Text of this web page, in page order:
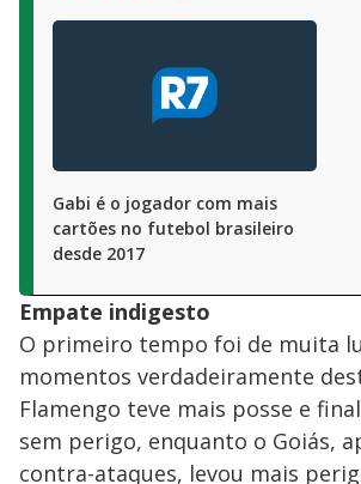
Gabi é o jogador com mais
cartões no futebol brasileiro
desde 2017
Empate indigesto
O primeiro tempo foi de muita
momentos verdadeiramente
Flamengo teve mais posse e
sem perigo, enquanto o Goiás,
contra-ataques, levou mais